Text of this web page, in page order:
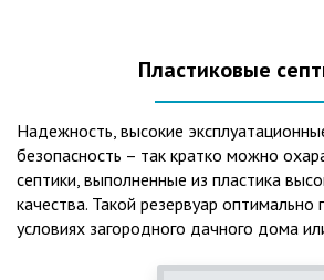
Пластиковые
Надежность, высокие
безопасность – так кратко можно
септики, выполненные из пластика
качества. Такой резервуар
условиях загородного дачного дома